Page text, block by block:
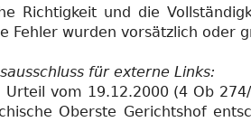
Richtigkeit und die
Fehler wurden vorsätzlich oder
für externe Links:
Urteil vom 19.12.2000 (4 Ob
Oberste Gerichtshof